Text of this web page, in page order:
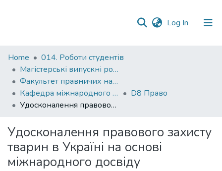
Log In (current)
Communities
&
Collections
All of DSpace
Statistics
Home
014. Роботи студентів
Магістерські випускні роботи
Факультет правничих наук
Кафедра міжнародного і європейського права
D8 Право
Удосконалення правового захисту тварин в Україні на основі міжнародного досвіду
Удосконалення правового захисту
тварин в Україні на основі
міжнародного досвіду